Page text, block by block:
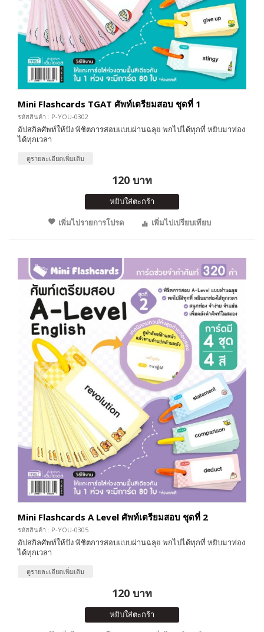
Mini Flashcards TGAT ศัพท์เตรียมสอบ ชุดที่ 1
รหัสสินค้า : P-YOU-0302
อัปสกิลศัพท์ให้ปัง พิชิตการสอบแบบผ่านฉลุย พกไปได้ทุกที่ หยิบมาท่อง
ได้ทุกเวลา
ดูรายละเอียดเพิ่มเติม
120 บาท
หยิบใส่ตะกร้า
เพิ่มไปรายการโปรด
เพิ่มไปเปรียบเทียบ
Mini Flashcards A Level ศัพท์เตรียมสอบ ชุดที่ 2
รหัสสินค้า : P-YOU-0305
อัปสกิลศัพท์ให้ปัง พิชิตการสอบแบบผ่านฉลุย พกไปได้ทุกที่ หยิบมาท่อง
ได้ทุกเวลา
ดูรายละเอียดเพิ่มเติม
120 บาท
หยิบใส่ตะกร้า